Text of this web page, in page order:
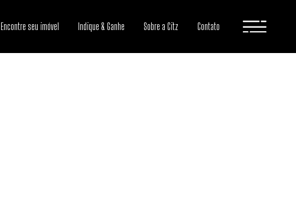
Encontre seu imóvel Indique & Ganhe Sobre a Citz Contato